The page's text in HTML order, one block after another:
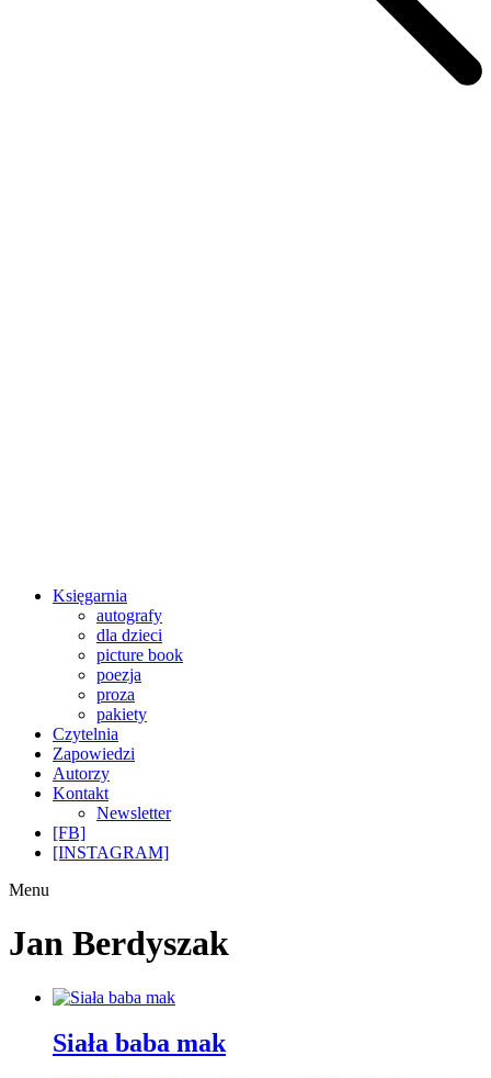
Księgarnia
autografy
dla dzieci
picture book
poezja
proza
pakiety
Czytelnia
Zapowiedzi
Autorzy
Kontakt
Newsletter
[FB]
[INSTAGRAM]
Menu
Jan Berdyszak
Siała baba mak